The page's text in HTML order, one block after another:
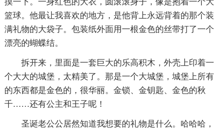
篮球。他最让我喜欢的地方，是他背上永远背着的那个装
满礼物的大袋子。包装纸外面用一根金色的丝带打了一个
漂亮的蝴蝶结。
拆开来，里面是一套巨大的乐高积木，外壳上印着一
个大大的城堡，太精美了。那是一个大城堡，城堡上所有
的东西都是金色的，很华丽。金锁、金钥匙、金色的秋
千……还有公主和王子呢！
圣诞老公公居然知道我想要的礼物是什么。哈哈哈，